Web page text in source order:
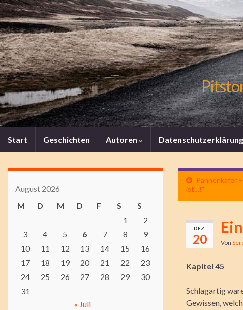
Start Geschichten Autoren
Pannenkäfer
ist…!“
DEZ.
20 Von
Kapitel 45
Schlagartig
Gewissen,
August 2026
M
D M D F S
S
1
2
3
4 5 6 7 8
9
10
11 12 13 14 15
16
17
18 19 20 21 22
23
24
25 26 27 28 29
30
31
« Juli